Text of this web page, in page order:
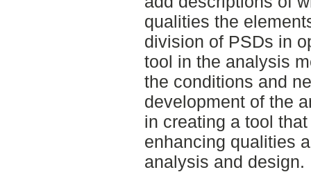
qualities the
division of PSDs in
tool in the analysis
the conditions and
development of the
in creating a tool
enhancing qualities
analysis and design.